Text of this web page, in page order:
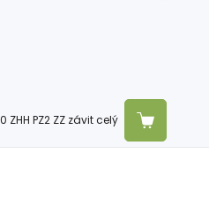
PZ2 ZZ závit celý